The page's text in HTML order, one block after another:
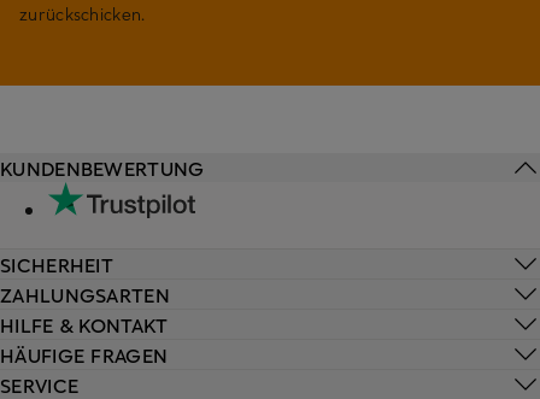
zurückschicken.
HILFE & KONTAKT
HÄUFIGE FRAGEN
SERVICE
KUNDENBEWERTUNG
SICHERHEIT
ZAHLUNGSARTEN